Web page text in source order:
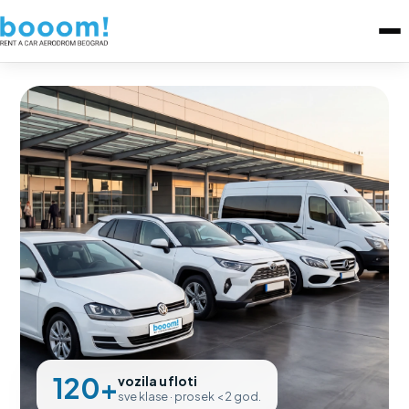
120+vozila u floti
sve klase · prosek < 2 god.